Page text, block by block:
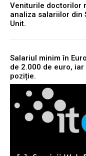
Veniturile doctorilor
analiza salariilor din
Unit.
Salariul minim în
de 2.000 de euro,
poziție.